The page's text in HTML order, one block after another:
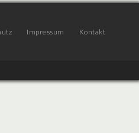
Impressum Kontakt